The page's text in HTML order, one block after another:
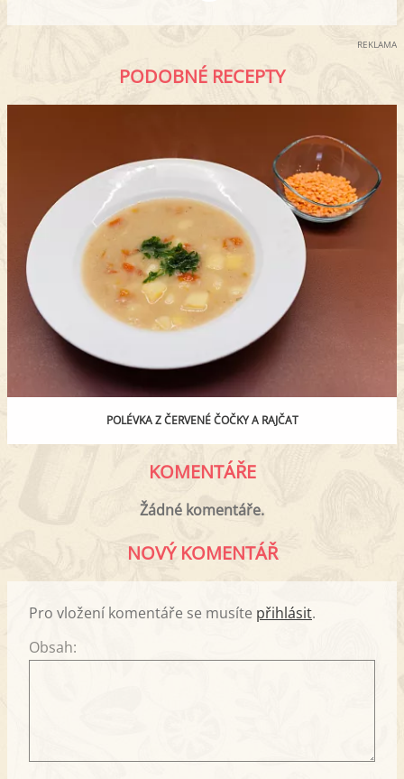
REKLAMA
PODOBNÉ RECEPTY
POLÉVKA Z ČERVENÉ ČOČKY A RAJČAT
KOMENTÁŘE
Žádné komentáře.
NOVÝ KOMENTÁŘ
Pro vložení komentáře se musíte přihlásit.
Obsah: